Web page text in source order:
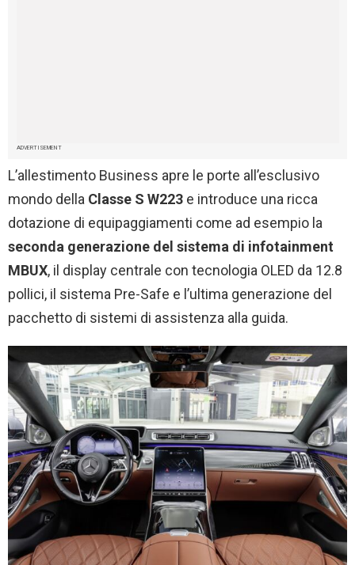
ADVERTISEMENT
L’allestimento Business apre le porte all’esclusivo
mondo della Classe S W223 e introduce una ricca
dotazione di equipaggiamenti come ad esempio la
seconda generazione del sistema di infotainment
MBUX, il display centrale con tecnologia OLED da 12.8
pollici, il sistema Pre-Safe e l’ultima generazione del
pacchetto di sistemi di assistenza alla guida.